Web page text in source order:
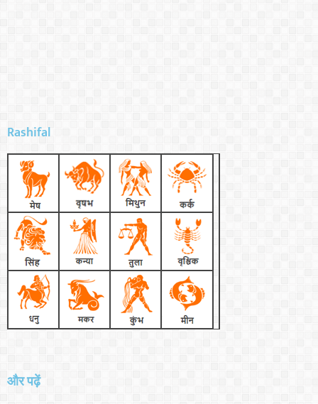
Rashifal
और पढ़ें